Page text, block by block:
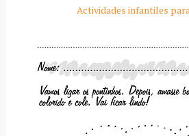
Actividades infantiles